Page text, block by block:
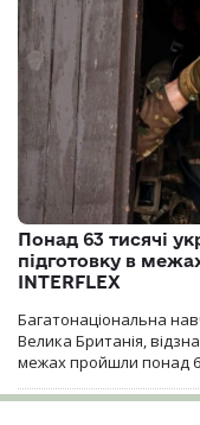
Понад 63 тисячі
підготовку в
INTERFLEX
Багатонаціональна
Велика Британія,
межах пройшли понад 63